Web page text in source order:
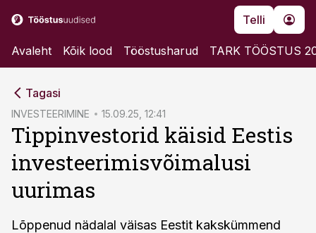
Telli
Avaleht Kõik lood Tööstusharud TARK TÖÖSTUS
Tagasi
INVESTEERIMINE 15.09.25, 12:41
Tippinvestorid käisid Eestis
investeerimisvõimalusi
uurimas
Lõppenud nädalal väisas Eestit kakskümmend